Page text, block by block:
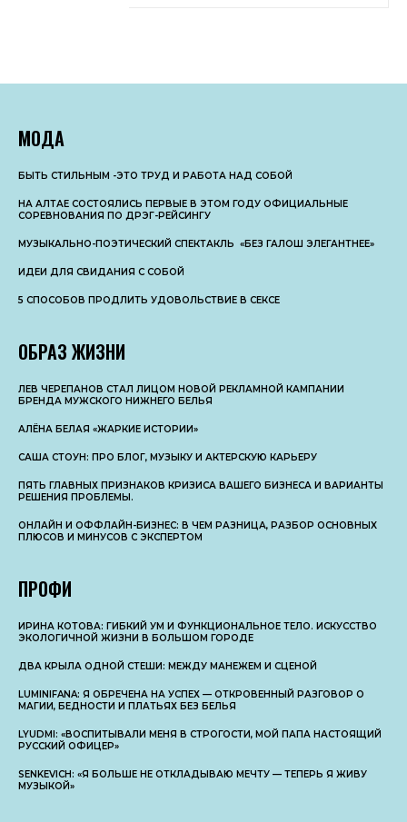
МОДА
БЫТЬ СТИЛЬНЫМ -ЭТО ТРУД И РАБОТА НАД СОБОЙ
НА АЛТАЕ СОСТОЯЛИСЬ ПЕРВЫЕ В ЭТОМ ГОДУ ОФИЦИАЛЬНЫЕ
СОРЕВНОВАНИЯ ПО ДРЭГ-РЕЙСИНГУ
МУЗЫКАЛЬНО-ПОЭТИЧЕСКИЙ СПЕКТАКЛЬ «БЕЗ ГАЛОШ ЭЛЕГАНТНЕЕ»
ИДЕИ ДЛЯ СВИДАНИЯ С СОБОЙ
5 СПОСОБОВ ПРОДЛИТЬ УДОВОЛЬСТВИЕ В СЕКСЕ
ОБРАЗ ЖИЗНИ
ЛЕВ ЧЕРЕПАНОВ СТАЛ ЛИЦОМ НОВОЙ РЕКЛАМНОЙ КАМПАНИИ
БРЕНДА МУЖСКОГО НИЖНЕГО БЕЛЬЯ
АЛЁНА БЕЛАЯ «ЖАРКИЕ ИСТОРИИ»
САША СТОУН: ПРО БЛОГ, МУЗЫКУ И АКТЕРСКУЮ КАРЬЕРУ
ПЯТЬ ГЛАВНЫХ ПРИЗНАКОВ КРИЗИСА ВАШЕГО БИЗНЕСА И ВАРИАНТЫ
РЕШЕНИЯ ПРОБЛЕМЫ.
ОНЛАЙН И ОФФЛАЙН-БИЗНЕС: В ЧЕМ РАЗНИЦА, РАЗБОР ОСНОВНЫX
ПЛЮСОВ И МИНУСОВ С ЭКСПЕРТОМ
ПРОФИ
ИРИНА КОТОВА: ГИБКИЙ УМ И ФУНКЦИОНАЛЬНОЕ ТЕЛО. ИСКУССТВО
ЭКОЛОГИЧНОЙ ЖИЗНИ В БОЛЬШОМ ГОРОДЕ
ДВА КРЫЛА ОДНОЙ СТЕШИ: МЕЖДУ МАНЕЖЕМ И СЦЕНОЙ
LUMINIFANA: Я ОБРЕЧЕНА НА УСПЕХ — ОТКРОВЕННЫЙ РАЗГОВОР О
МАГИИ, БЕДНОСТИ И ПЛАТЬЯХ БЕЗ БЕЛЬЯ
LYUDMI: «ВОСПИТЫВАЛИ МЕНЯ В СТРОГОСТИ, МОЙ ПАПА НАСТОЯЩИЙ
РУССКИЙ ОФИЦЕР»
SENKEVICH: «Я БОЛЬШЕ НЕ ОТКЛАДЫВАЮ МЕЧТУ — ТЕПЕРЬ Я ЖИВУ
МУЗЫКОЙ»